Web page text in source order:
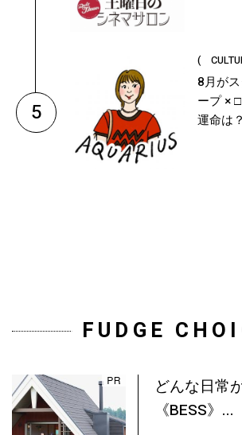
5
(
8月が
ープ ×
運命は
FUDGE
どんな日常
《BESS》...